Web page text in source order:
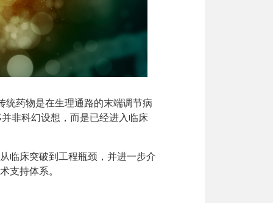
统药物是在生理通路的末端调节病
非科幻设想，而是已经进入临床
临床突破到工程瓶颈，并进一步介
支持体系。